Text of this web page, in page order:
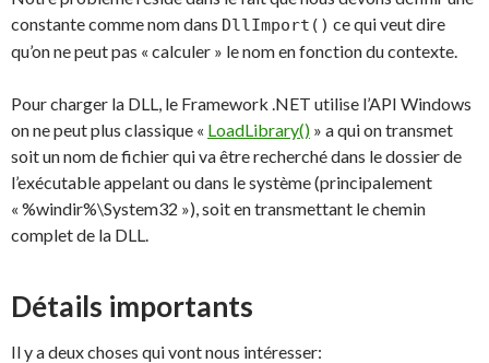
constante comme nom dans DllImport() ce qui veut dire
qu’on ne peut pas « calculer » le nom en fonction du contexte.
Pour charger la DLL, le Framework .NET utilise l’API Windows
on ne peut plus classique « LoadLibrary() » a qui on transmet
soit un nom de fichier qui va être recherché dans le dossier de
l’exécutable appelant ou dans le système (principalement
« %windir%\System32 »), soit en transmettant le chemin
complet de la DLL.
Détails importants
Il y a deux choses qui vont nous intéresser: